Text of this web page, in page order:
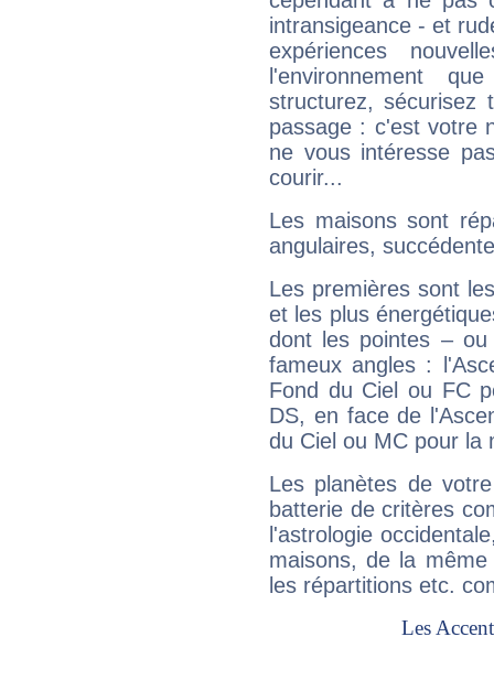
intransigeance - et
expériences
l'environnement
structurez, sécurisez
passage : c'est votre
ne vous intéresse
courir...
Les maisons sont
angulaires,
Les premières sont
et les plus
dont les pointes –
fameux angles :
Fond du Ciel ou FC
DS, en face de
du Ciel ou MC pour la
Les planètes de
batterie de critères
l'astrologie
maisons, de la
les répartitions etc.